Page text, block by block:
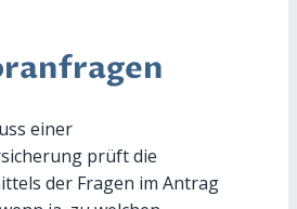
einer
prüft die
der Fragen im Antrag